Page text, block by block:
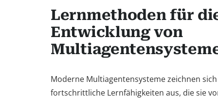
Lernmethoden für
Entwicklung von
Moderne Multiagentensysteme zeichnen
fortschrittliche Lernfähigkeiten aus, die sie